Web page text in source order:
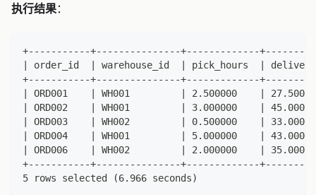
执行结果：
+-----------+---------------+-------------
| order_id  | warehouse_id  | pick_hours  |
+-----------+---------------+-------------
| ORD001    | WH001         | 2.500000    |
| ORD002    | WH001         | 3.000000    |
| ORD003    | WH002         | 0.500000    |
| ORD004    | WH001         | 5.000000    |
| ORD006    | WH002         | 2.000000    |
+-----------+---------------+-------------
5 rows selected (6.966 seconds)